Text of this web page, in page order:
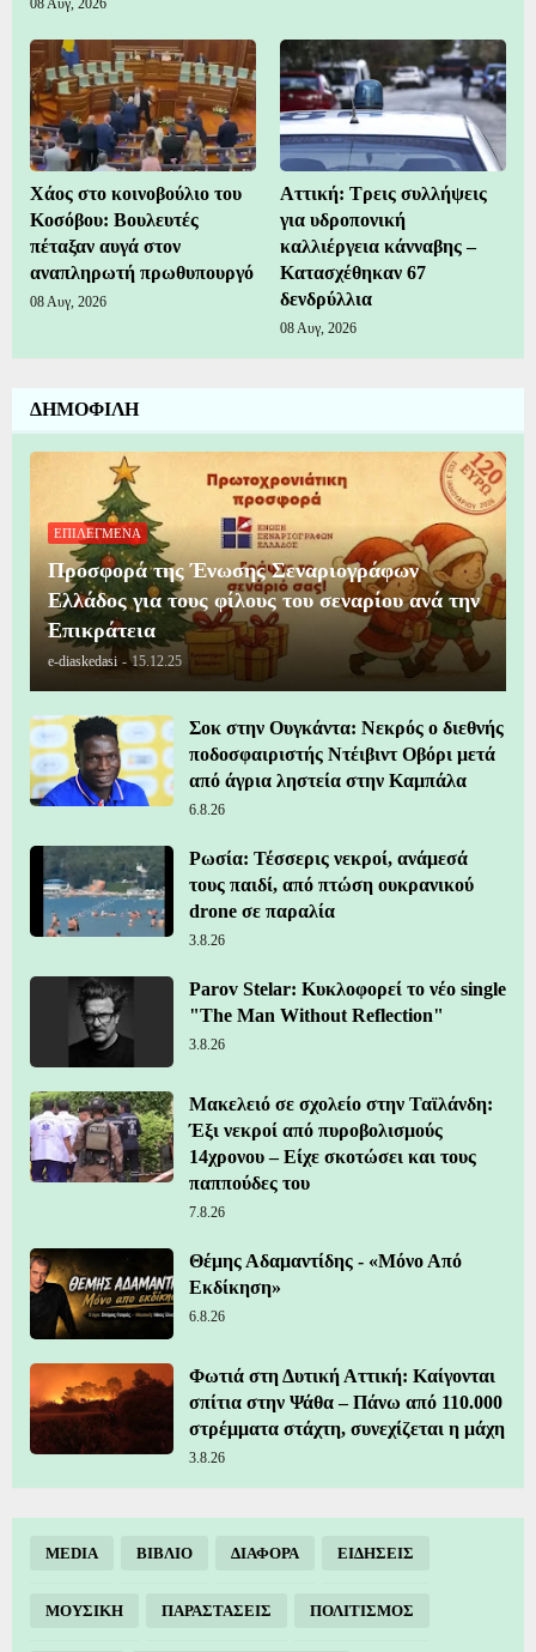
08 Αυγ, 2026
Χάος στο κοινοβούλιο του
Κοσόβου: Βουλευτές
πέταξαν αυγά στον
αναπληρωτή πρωθυπουργό
08 Αυγ, 2026
Αττική: Τρεις συλλήψεις
για υδροπονική
καλλιέργεια κάνναβης –
Κατασχέθηκαν 67
δενδρύλλια
08 Αυγ, 2026
ΔΗΜΟΦΙΛΗ
ΕΠΙΛΕΓΜΕΝΑ
Προσφορά της Ένωσης Σεναριογράφων
Ελλάδος για τους φίλους του σεναρίου ανά την
Επικράτεια
e-diaskedasi - 15.12.25
Σοκ στην Ουγκάντα: Νεκρός ο διεθνής
ποδοσφαιριστής Ντέιβιντ Οβόρι μετά
από άγρια ληστεία στην Καμπάλα
6.8.26
Ρωσία: Τέσσερις νεκροί, ανάμεσά
τους παιδί, από πτώση ουκρανικού
drone σε παραλία
3.8.26
Parov Stelar: Κυκλοφορεί το νέο single
"The Man Without Reflection"
3.8.26
Μακελειό σε σχολείο στην Ταϊλάνδη:
Έξι νεκροί από πυροβολισμούς
14χρονου – Είχε σκοτώσει και τους
παππούδες του
7.8.26
Θέμης Αδαμαντίδης - «Μόνο Από
Εκδίκηση»
6.8.26
Φωτιά στη Δυτική Αττική: Καίγονται
σπίτια στην Ψάθα – Πάνω από 110.000
στρέμματα στάχτη, συνεχίζεται η μάχη
3.8.26
MEDIA ΒΙΒΛΙΟ ΔΙΑΦΟΡΑ ΕΙΔΗΣΕΙΣ
ΜΟΥΣΙΚΗ ΠΑΡΑΣΤΑΣΕΙΣ ΠΟΛΙΤΙΣΜΟΣ